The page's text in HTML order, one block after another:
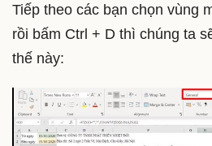
Tiếp theo các bạn chọn vùng
rồi bấm Ctrl + D thì chúng ta
thế này: